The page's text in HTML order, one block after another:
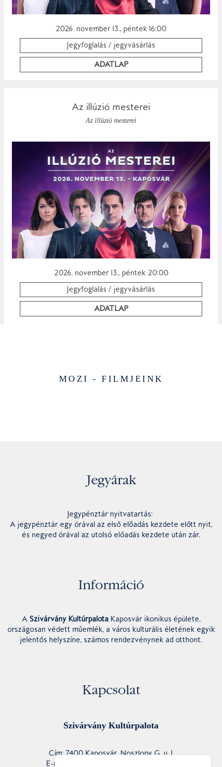
2026. november 13., péntek 16:00
Jegyfoglalás / jegyvásárlás
ADATLAP
Az illúzió mesterei
Az illúzió mesterei
2026. november 13., péntek 20:00
Jegyfoglalás / jegyvásárlás
ADATLAP
MOZI - FILMJEINK
Jegyárak
Jegypénztár nyitvatartás:
A jegypénztár egy órával az első előadás kezdete előtt nyit,
és negyed órával az utolsó előadás kezdete után zár.
Információ
A Szivárvány KultúrpalotaKaposvár ikonikus épülete,
országosan védett műemlék, a város kulturális életének egyik
jelentős helyszíne, számos rendezvénynek ad otthont.
Kapcsolat
Szivárvány Kultúrpalota
Cím: 7400 Kaposvár, Noszlopy G. u. 1.
E-mail: info@szivarvanykulturpalota.hu